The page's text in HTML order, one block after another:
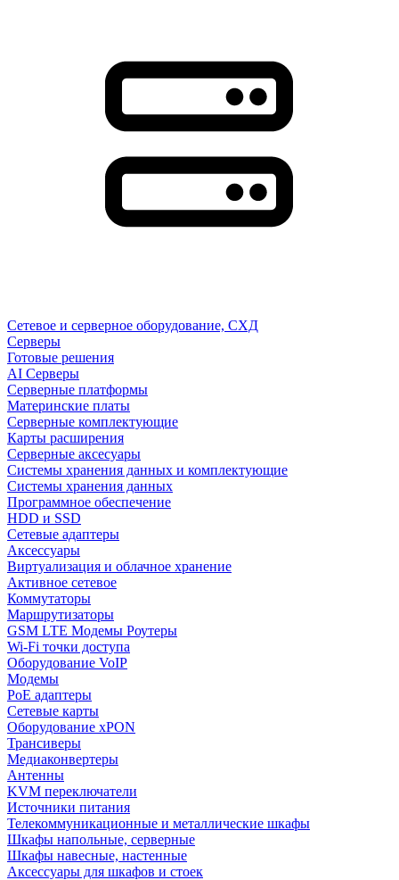
Сетевое и серверное оборудование, СХД
Cерверы
Готовые решения
AI Серверы
Серверные платформы
Материнские платы
Серверные комплектующие
Карты расширения
Серверные аксесуары
Системы хранения данных и комплектующие
Системы хранения данных
Программное обеспечение
HDD и SSD
Сетевые адаптеры
Аксессуары
Виртуализация и облачное хранение
Активное сетевое
Коммутаторы
Маршрутизаторы
GSM LTE Модемы Роутеры
Wi-Fi точки доступа
Оборудование VoIP
Модемы
PoE адаптеры
Сетевые карты
Оборудование xPON
Трансиверы
Медиаконвертеры
Антенны
KVM переключатели
Источники питания
Телекоммуникационные и металлические шкафы
Шкафы напольные, серверные
Шкафы навесные, настенные
Аксессуары для шкафов и стоек